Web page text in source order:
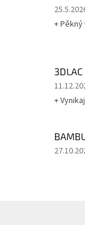
5
5
+
z
5
+